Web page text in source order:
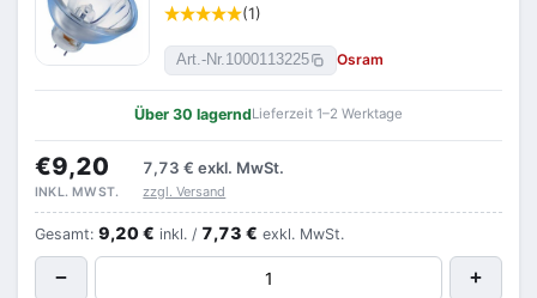
(1)
Art.-Nr.1000113225 Osram
Über 30 lagerndLieferzeit 1–2 Werktage
€9,20 7,73 € exkl. MwSt.
INKL. MWST. zzgl. Versand
Gesamt: 9,20 € inkl. / 7,73 € exkl. MwSt.
− +